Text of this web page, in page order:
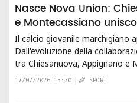
Nasce Nova Union:
e Montecassiano
Il calcio giovanile marchigiano
Dall'evoluzione della
tra Chiesanuova, Appignano e
17/07/2026 15:30 SPORT